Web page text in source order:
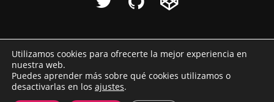
Copyright © 2026 Raúl Pérez
Utilizamos cookies para ofrecerte la mejor experiencia en
nuestra web.
Puedes aprender más sobre qué cookies utilizamos o
desactivarlas en los ajustes.